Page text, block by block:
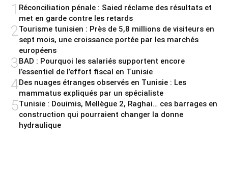
1 Réconciliation pénale : Saied réclame des résultats et
met en garde contre les retards
2 Tourisme tunisien : Près de 5,8 millions de visiteurs en
sept mois, une croissance portée par les marchés
européens
3BAD : Pourquoi les salariés supportent encore
l’essentiel de l’effort fiscal en Tunisie
4Des nuages étranges observés en Tunisie : Les
mammatus expliqués par un spécialiste
5Tunisie : Douimis, Mellègue 2, Raghai… ces barrages en
construction qui pourraient changer la donne
hydraulique